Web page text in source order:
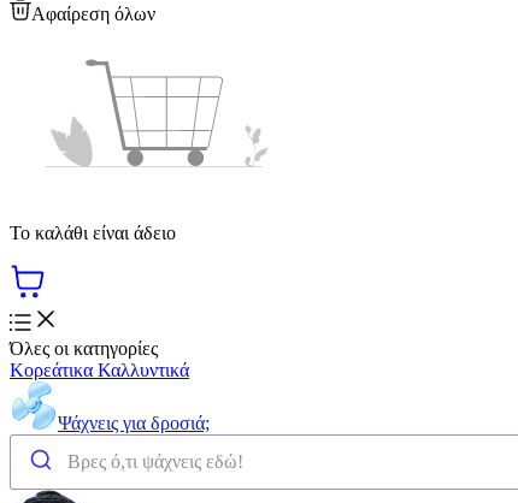
Αφαίρεση όλων
Το καλάθι είναι άδειο
Όλες οι κατηγορίες
Κορεάτικα Καλλυντικά
Ψάχνεις για δροσιά;